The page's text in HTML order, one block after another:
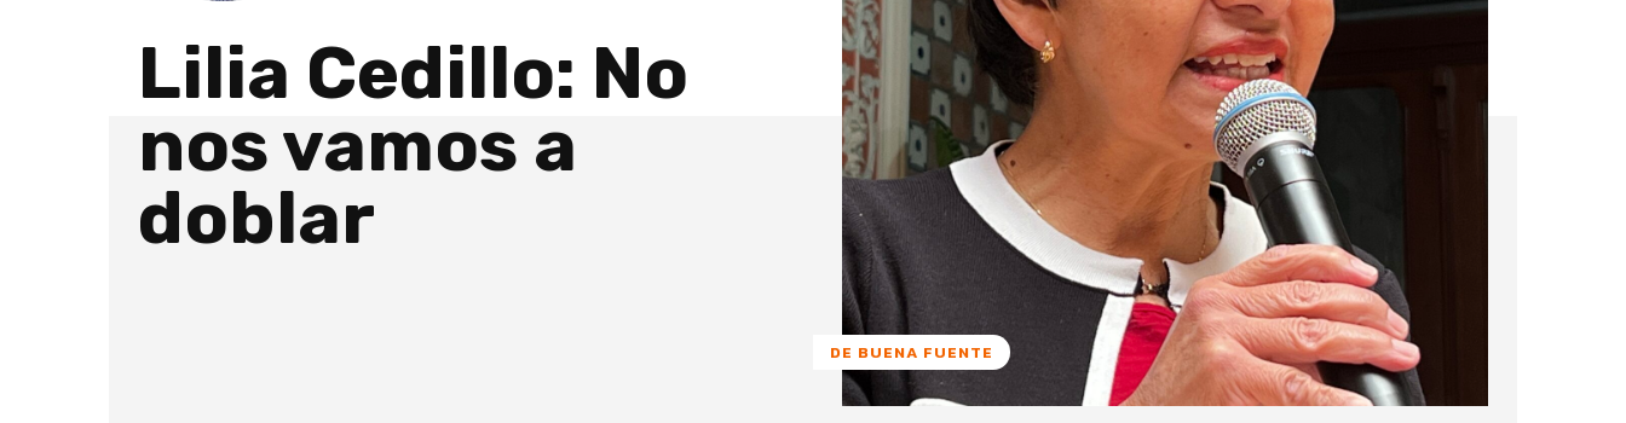
Lilia Cedillo: No
nos vamos a
doblar
DE BUENA FUENTE